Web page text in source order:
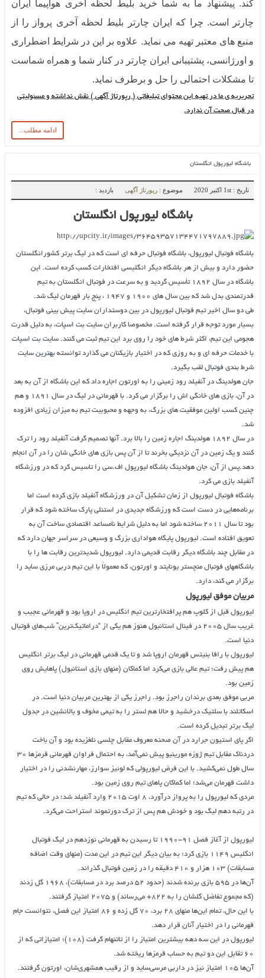
کند. پیشنهاد ما به شما خرید بلیط لحظه آخری هواپیما ایران
چارتر است. چرا که ایران چارتر بلیط لحظه آخری پرواز را از
منبع های معتبر تهیه می نماید. علاوه بر این در شرایط اضطراری
و‌ اورژانسی، پشتیبانی ایران چارتر در کنار شما و همراه شماست
تا مشکلات احتمالی را حل و‌ برطرف نماید.
تحریریه‌ ی ما در تهیه‌ این محتوای تبلیغاتی ( رپورتاژ آگهی) نقش نداشته و مسئولیتی
در قبال صحت آن ندارد.
ادامه مطلب...
باشگاه لیورپول انگلستان
تاریخ : 1st اکتبر 2020 موضوع : رپورتاژ آگهی بازدید :
باشگاه لیورپول انگلستان
باشگاه فوتبال لیورپول، باشگاه فوتبال حرفه ای است که در لیگ برتر کشورانگلستان
حضور دارد و بیش از هر باشگاه دیگر انگلیسی افتخارات کسب کرده است. این
باشگاه در سال ۱۸۹۲ تأسیس گردید و به سرعت در فوتبال انگلستان به تیم
قدرتمندی بدل شد که بین سال های ۱۹۰۰ و ۱۹۴۷ ، پنج بار قهرمان لیگ شد.
طی دو سال اخیر تیم فوتبال لیورپول در بین دوستداران سایت پیش بینی فوتبال،
بسیار مورد توجه قرار گرفته است. مخصوصا کاربران سایت بت اسپات، به دلیل قدرت
هجومی این تیم، اکثر شرط های خود را روی برد این تیم ثبت می کنند. سایت بت اسپات
با خدمات حرفه ای و به روزی که در اختیار بازیکنان می گذارد توانسته بهترین سایت
شرط بندی فوتباللقب بگیرد.
جان هولدینگ در آنفیلد رود زمینی را به اورتون اجاره داد که این باشگاه از آن به بعد
در آن، بازی های خانگی اش را برگزار می کرد. با قهرمانی در لیگ در سال ۱۸۹۱ و هم
چنین کسب اولین موفقیت های بزرگ، به وجهه و محبوبیت تیم به میزان زیادی افزوده
شد.
در سال ۱۸۹۲ هولدینگ اجاره زمین را بالا برد. آنها تصمیم گرفت آنفیلد رود را ترک
کنند و یک زمین در آن نزدیکی بخرند تا از آن پس بازی های خانگی شان را در آن انجام
دهد.پس از آن، جان هولدینگ باشگاه لیورپول اف.سی را تاسیس کرد که در ورزشگاه
آنفیلد بازی می کرد.
باشگاه فوتبال لیورپول از زمان تشکیل آن در ورزشگاه آنفیلد بازی کرده است اما
برنامه‌هایی در دست است که ورزشگاه جدیدی در استنلی پارک ساخته شود که قرار
بود تا سال ۲۰۱۱ ساخته شود اما به دلیل شرایط نامساعد اقتصادی ساخت آن به
تعویق افتاده است. لیورپول پایگاه هواداری بزرگ و وسیعی در سراسر جهان دارد که
در مقابل چند باشگاه دیگر رقابت قدیمی دارد. لیورپول شدیدترین رقابت ها را با
باشگاههای فوتبال منچستر یونایتد و اورتون، که معمولاً با این تیم دربی مرزی ساید را
برگزار می کند، دارد.
مربیان موفق لیورپول
لیورپول قبل از کلوپ هم پرافتخارترین تیم انگلیس در اروپا بود و قهرمانی عجیب و
غریب سال ۲۰۰۵ در فینال استانبول هنوز هم یکی از “دراماتیک‌ترین” شب‌های فوتبال
دنیا است.
لیورپول با رافا بنیتس قهرمان اروپا شد و تا یک قدمی قهرمانی در لیگ برتر انگلیس
هم پیش رفت؛ تیم عالی بازی می‌کرد اما کماکان (منهای بازی استانبول) پاهایش روی
زمین بود.
مربی موفق بعدی برندان راجرز بود. راجرز یکی از بهترین مربیان دنیا است. در
اسکاتلند با سلتیک درخشید و حالا هم لستر را به تیمی مخوف و بالانشین در جدول
لیگ برتر تبدیل کرده است.
اگر پای استیون جرارد در آن صحنه معروف مقابل چلسی نلغزیده بود و آن باخت
دردناک مقابل تیم ژوزه مورینیو پیش نمی‌آمد، به احتمال فراوان قهرمانی قرمزها ۳۰
سال طول نمی‌کشید. با این فرض لیورپولی که لوئیز سوارز، مهارنشدنی را در اختیار
داشت قهرمان می‌شد؛ اما کماکان پاهای تیم روی زمین بود.
مردی که لیورپول را به پرواز درآورد، ۸ اوت ۲۰۱۵ وارد آنفیلد شد؛ در حالی که تیم
در رتبه دهم لیگ بود و خودش هم پس از ترک دورتموند استراحت می‌کرد.
لیورپول از آغاز فصل ۹۱-۱۹۹۰ تا رسیدن به قهرمانی نوزدهم در لیگ فوتبال
انگلیس ۱۱۴۹ بازی کرد؛ به بیان دیگر این تیم در این مدت (منهای وقت اضافه
مسابقات) ۱۰۳ هزار و ۴۱۰ دقیقه را در زمین فوتبال گذراند.
آن‌ها در ۵۹۵ بازی برنده شدند (حدود ۵۲ درصد برد در مسابقات)، ۱۹۶۸ گل زدند
(که مجموع تفاضل گلشان را به ۸۲۲+ می‌رساند) و ۲۰۷۵ امتیاز گرفتند.
با این حال، تمام این‌ها منهای ۲۸ برد، ۷۰ گل زده و ۸۶ امتیاز این فصل، نتوانست جام
قهرمانی را در اختیار آنان قرار دهد.
لیورپول در این سه دهه بیشترین امتیاز را از تاتنهام گرفت (۱۰۸)؛ امتیازاتی که از
۶۰ تقابل این دو تیم به حساب قرمزها ریخته شد.
آن‌ها ۱۰۵ امتیاز نیز در داربی مرسی‌ساید و از رقیب همشهری‌شان، اورتون گرفتند.